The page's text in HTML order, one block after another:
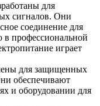
для
сигналов. Они
соединение для
в профессиональной
играет
для защищенных
обеспечивают
и оборудовании для